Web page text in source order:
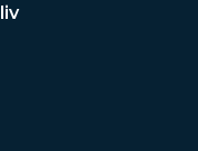
liv